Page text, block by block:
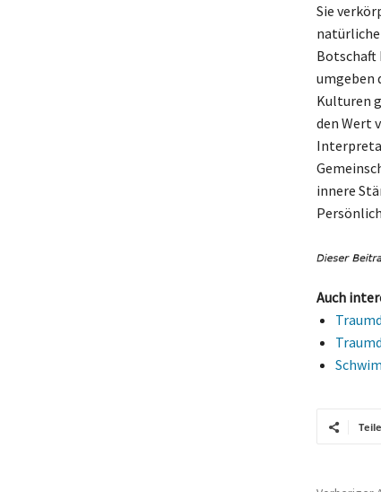
Sie
Botschaft
umgeben
Kulturen
den Wert
innere
Auch